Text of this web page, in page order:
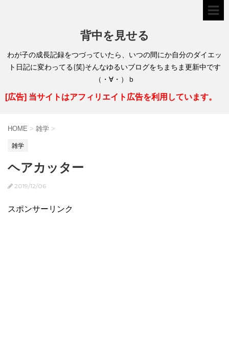
背中を見せる
わが子の成長記録をつづっていたら、いつの間にか自分のダイエッ
ト日記に変わってる(笑)そんなゆるいブログをちまちま更新中です
（・∀・）ｂ
[広告] 当サイトはアフィリエイト広告を利用しています。
HOME > 雑学 >
雑学
ヘアカッター
2019/12/06
スポンサーリンク